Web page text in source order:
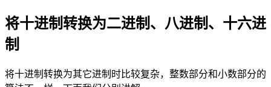
将十进制转换为二进制、八进制、十六进
制
将十进制转换为其它进制时比较复杂，整数部分和小数部分的